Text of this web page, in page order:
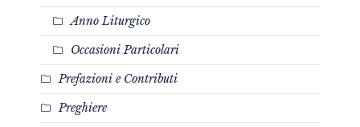
Anno Liturgico
Occasioni Particolari
Prefazioni e Contributi
Preghiere